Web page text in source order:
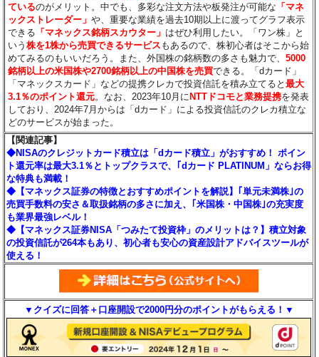
ているのがメリット。中でも、多彩な注文方法や板発注が可能な 「マネ
ックストレーダー」や、重要な業績を過去10期以上に渡ってグラフ表示
できる 「マネックス銘柄スカウター」 はぜひ利用したい。「ワン株」と
いう株を1株から売買できるサービス もあるので、株初心者はそこから始
めてみるのもいいだろう。また、外国株の銘柄数の多さも魅力で、5000
銘柄以上の米国株や2700銘柄以上の中国株を売買できる。「dカード」
「マネックスカード」などの提携クレカで投資信託を積み立てると最大
3.1％のポイント還元。なお、2023年10月にNTTドコモと業務提携を発表
しており、2024年7月からは「dカード」による投資信託のクレカ積立な
どのサービスが始まった。
【関連記事】
◆NISAのクレジットカード積立は「dカード積立」がおすすめ！ ポイン
ト還元率は最大3.1％とトップクラスで、｢dカード PLATINUM」ならお得
な特典も満載！
◆【マネックス証券の特徴とおすすめポイントを解説】｢単元未満株｣の
売買手数料の安さ＆取扱銘柄の多さに加え、｢米国株・中国株｣の充実度
も業界最強レベル！
◆【マネックス証券NISA「つみたて投資枠」のメリットは？】積立対象
の投資信託が264本もあり、初心者も安心の資産設計アドバイスツールが
使える！
▼クイズに回答＋口座開設で2000円分のポイントがもらえる！▼